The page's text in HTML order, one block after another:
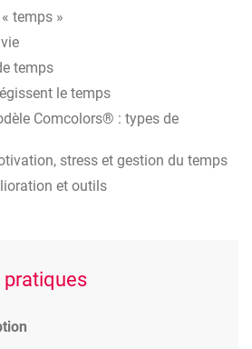
mode de fonctionnement au
de personnalité
que le circuit du stress de
sur sa gestion du
temps »
temps
le temps
Comcolors® : types de
stress et gestion du temps
et outils